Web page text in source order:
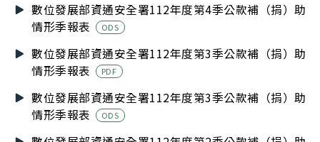
數位發展部資通安全署112年度第4季公款補（捐）助
情形季報表
ODS
數位發展部資通安全署112年度第3季公款補（捐）助
情形季報表
PDF
數位發展部資通安全署112年度第3季公款補（捐）助
情形季報表
ODS